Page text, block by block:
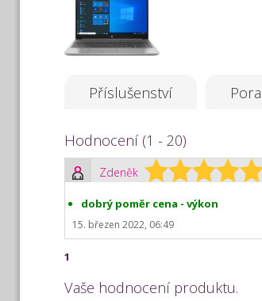
Příslušenství
Hodnocení (1 - 20)
Zdeněk
dobrý poměr cena - výkon
15. březen 2022, 06:49
1
Vaše hodnocení produktu.